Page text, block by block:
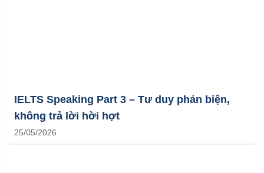
IELTS Speaking Part 3 – Tư duy phản biện,
không trả lời hời hợt
25/05/2026